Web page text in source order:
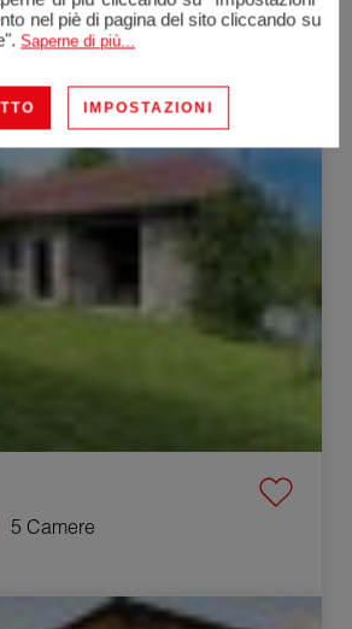
Camere 78 m²
5 Camere
6 Camere 150 m²
nel piè di pagina del sito cliccando su
Saperne di più...
IMPOSTAZIONI